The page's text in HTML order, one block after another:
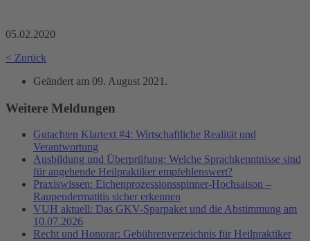
05.02.2020
< Zurück
Geändert am 09. August 2021 .
Weitere Meldungen
Gutachten Klartext #4: Wirtschaftliche Realität und
Verantwortung
Ausbildung und Überprüfung: Welche Sprachkenntnisse sind
für angehende Heilpraktiker empfehlenswert?
Praxiswissen: Eichenprozessionsspinner-Hochsaison –
Raupendermatitis sicher erkennen
VUH aktuell: Das GKV-Sparpaket und die Abstimmung am
10.07.2026
Recht und Honorar: Gebührenverzeichnis für Heilpraktiker